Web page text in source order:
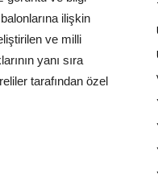
ilişkin
ve milli
yanı sıra
tarafından özel